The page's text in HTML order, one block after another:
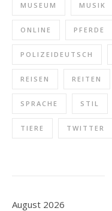
MUSEUM MUSIK
ONLINE PFERDE
POLIZEIDEUTSCH
REISEN REITEN
SPRACHE STIL
TIERE TWITTER
August 2026